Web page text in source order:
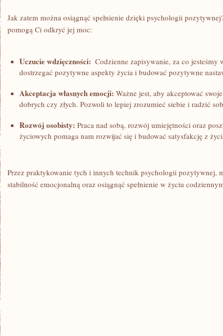
Jak zatem ⁢można osiągnąć spełnienie dzięki​ psychologii
pomogą Ci⁣ odkryć jej moc:
Uczucie wdzięczności:
Codzienne zapisywanie, ⁤za co jesteśmy
⁤dostrzegać pozytywne aspekty życia ⁤i ‍budować pozytywne
Akceptacja własnych​ emocji: Ważne jest, aby akceptować
dobrych czy złych. Pozwoli‍ to lepiej zrozumieć siebie i ⁤radzić
Rozwój osobisty: Praca nad sobą, rozwój ⁢umiejętności oraz
życiowych pomaga‍ nam rozwijać się i budować satysfakcję z⁣
Przez ‌praktykowanie tych i‍ innych technik psychologii pozytywnej,‌
stabilność emocjonalną oraz ‍osiągnąć spełnienie w życiu